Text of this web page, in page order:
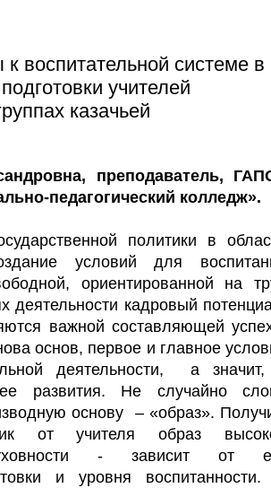
воспитательной системе в
учителей
казачьей
преподаватель,
педагогический колледж».
политики в
условий для
ориентированной на
деятельности кадровый
важной составляющей
основ, первое и главное
деятельности, а
развития. Не случайно
основу – «образ».
от учителя образ
- зависит от
и уровня